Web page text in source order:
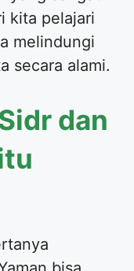
kita pelajari
melindungi
secara alami.
dan